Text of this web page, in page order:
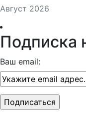
Август 2026
Подписка
Ваш email: